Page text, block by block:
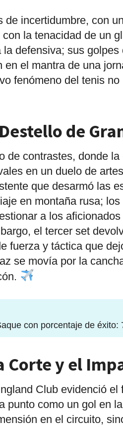
de incertidumbre, con
la tenacidad de un
defensiva; sus
el mantra de una
fenómeno del tenis
de
de contrastes, donde
en un duelo de
que desarmó las
en montaña rusa;
a los
el tercer set
fuerza y táctica que
se movía por la
con porcentaje de éxito:
Corte y el
Club evidenció
punto como un gol en
en el circuito,